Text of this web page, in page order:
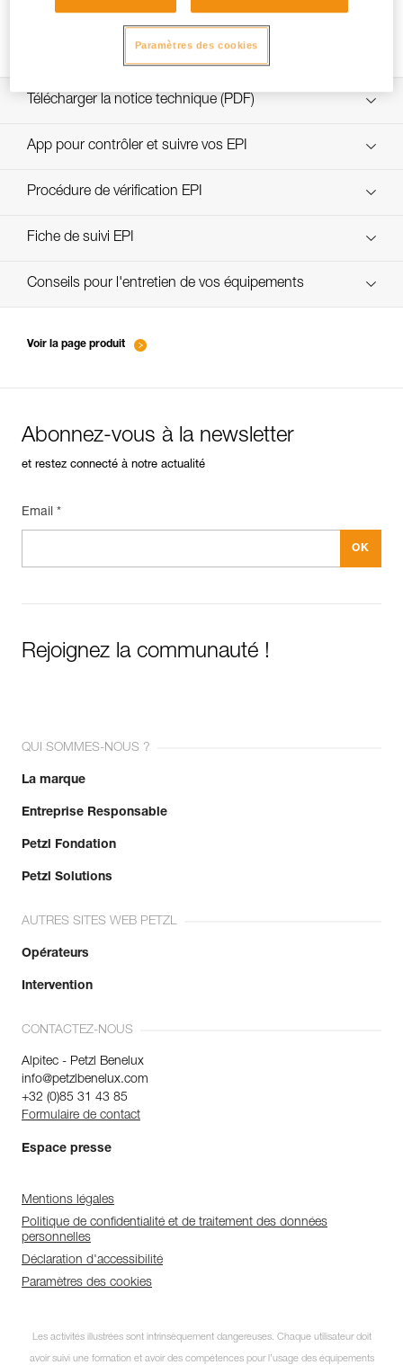
Changement fusible jugulaire DUAL
Télécharger la notice technique (PDF)
Technical Notice
App pour contrôler et suivre vos EPI
découvrez ePPEcentre
Procédure de vérification EPI
verif-EPI-casques-PRO-procedure-FR
Fiche de suivi EPI
verif-EPI-casque-PRO-suivi-FR
Conseils pour l'entretien de vos équipements
Voir la page produit
Abonnez-vous à la newsletter
et restez connecté à notre actualité
Email *
Rejoignez la communauté !
QUI SOMMES-NOUS ?
La marque
Entreprise Responsable
Petzl Fondation
Petzl Solutions
AUTRES SITES WEB PETZL
Opérateurs
Intervention
CONTACTEZ-NOUS
Alpitec - Petzl Benelux
info@petzlbenelux.com
+32 (0)85 31 43 85
Formulaire de contact
Espace presse
Mentions légales
Politique de confidentialité et de traitement des données
personnelles
Déclaration d'accessibilité
Paramètres des cookies
Les activités illustrées sont intrinsèquement dangereuses. Chaque utilisateur doit
avoir suivi une formation et avoir des compétences pour l’usage des équipements
Paramètres des cookies